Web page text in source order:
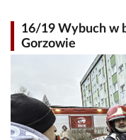
16/19 Wybuch w
Gorzowie